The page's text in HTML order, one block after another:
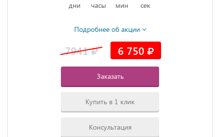
дни часы мин сек
Подробнее об акции
7941 6 750
Заказать
Купить в 1 клик
Консультация